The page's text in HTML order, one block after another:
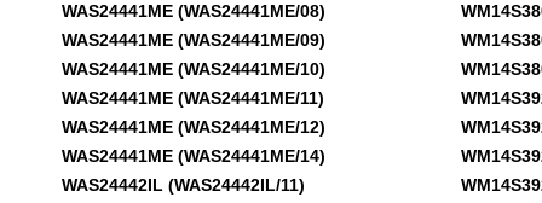
WAS24441ME (WAS24441ME/08)
WAS24441ME (WAS24441ME/09)
WAS24441ME (WAS24441ME/10)
WAS24441ME (WAS24441ME/11)
WAS24441ME (WAS24441ME/12)
WAS24441ME (WAS24441ME/14)
WAS24442IL (WAS24442IL/11)